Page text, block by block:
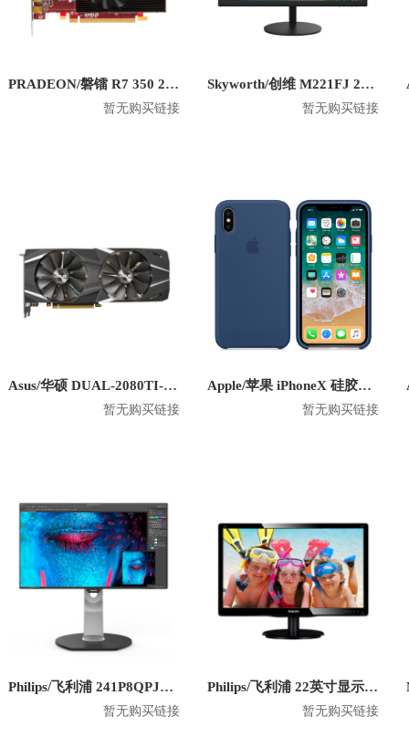
PRADEON/磐镭 R7 350 2G 6miniDP 六屏显卡
暂无购买链接
Skyworth/创维 M221FJ 21.5英寸 1080P平面显示器
暂无购买链接
Asus/华硕 DUAL-2080TI-O11G 显卡
暂无购买链接
Apple/苹果 iPhoneX 硅胶防摔手机壳
暂无购买链接
Philips/飞利浦 241P8QPJEB 23.8英寸 1080P显示器
暂无购买链接
Philips/飞利浦 22英寸显示器 220V4LSB
暂无购买链接